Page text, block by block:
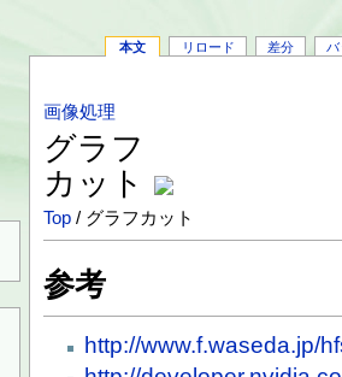
本文 リロード 差分 バ
画像処理
グラフ
カット
Top / グラフカット
参考
http://www.f.waseda.jp/